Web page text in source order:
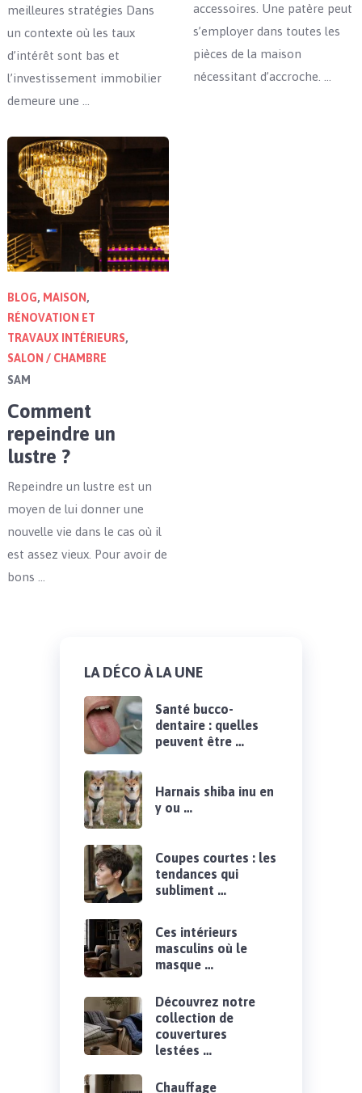
meilleures stratégies Dans
un contexte où les taux
d’intérêt sont bas et
l’investissement immobilier
demeure une …
accessoires. Une patère peut
s’employer dans toutes les
pièces de la maison
nécessitant d’accroche. …
BLOG, MAISON ,
RÉNOVATION ET
TRAVAUX INTÉRIEURS,
SALON / CHAMBRE
SAM
Comment
repeindre un
lustre ?
Repeindre un lustre est un
moyen de lui donner une
nouvelle vie dans le cas où il
est assez vieux. Pour avoir de
bons …
LA DÉCO À LA UNE
Santé bucco-
dentaire : quelles
peuvent être …
Harnais shiba inu en
y ou …
Coupes courtes : les
tendances qui
subliment …
Ces intérieurs
masculins où le
masque …
Découvrez notre
collection de
couvertures
lestées …
Chauffage